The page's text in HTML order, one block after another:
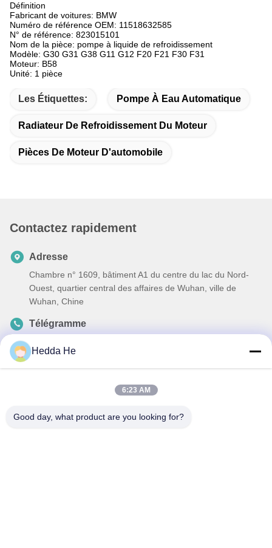
Définition
Fabricant de voitures: BMW
Numéro de référence OEM: 11518632585
N° de référence: 823015101
Nom de la pièce: pompe à liquide de refroidissement
Modèle: G30 G31 G38 G11 G12 F20 F21 F30 F31
Moteur: B58
Unité: 1 pièce
Les Étiquettes: Pompe À Eau Automatique
Radiateur De Refroidissement Du Moteur
Pièces De Moteur D'automobile
Contactez rapidement
Adresse
Chambre n° 1609, bâtiment A1 du centre du lac du Nord-
Ouest, quartier central des affaires de Wuhan, ville de
Wuhan, Chine
Télégramme
Hedda He
6:23 AM
Good day, what product are you looking for?